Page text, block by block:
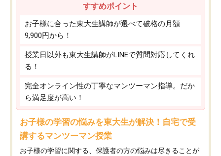
すすめポイント
お子様に合った東大生講師が選べて破格の月額
9,900円から！
授業日以外も東大生講師がLINEで質問対応してくれ
る！
完全オンライン性の丁寧なマンツーマン指導。だか
ら満足度が高い！
お子様の学習の悩みを東大生が解決！自宅で受
講するマンツーマン授業
お子様の学習に関する、保護者の方の悩みは尽きることが